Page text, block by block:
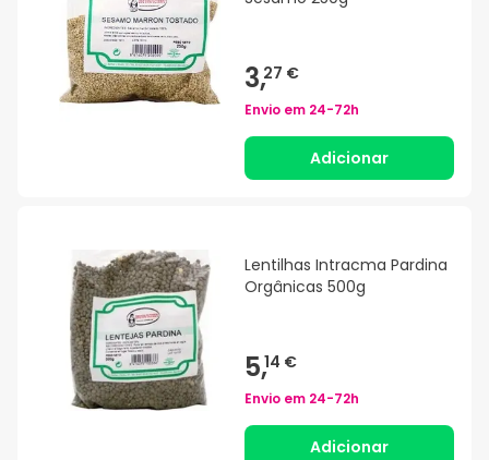
3,27 €
Envio em 24-72h
Adicionar
Lentilhas Intracma Pardina
Orgânicas 500g
5,14 €
Envio em 24-72h
Adicionar